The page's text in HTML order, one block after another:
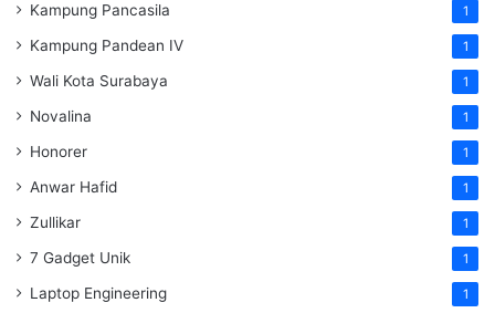
Kampung Pancasila 1
Kampung Pandean IV 1
Wali Kota Surabaya 1
Novalina 1
Honorer 1
Anwar Hafid 1
Zullikar 1
7 Gadget Unik 1
Laptop Engineering 1